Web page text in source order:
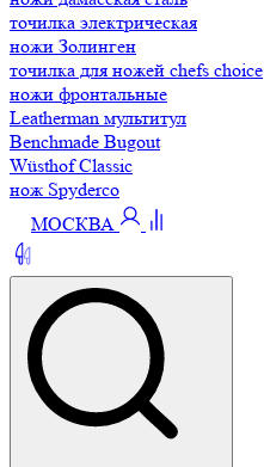
точилка электрическая
ножи Золинген
точилка для ножей chefs choice
ножи фронтальные
Leatherman мультитул
Benchmade Bugout
Wüsthof Classic
нож Spyderco
МОСКВА